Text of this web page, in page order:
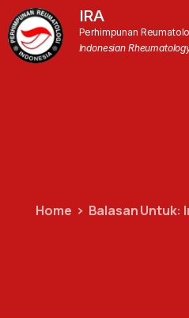
IRA
Perhimpunan
Indonesian
Home Balasan Untuk: